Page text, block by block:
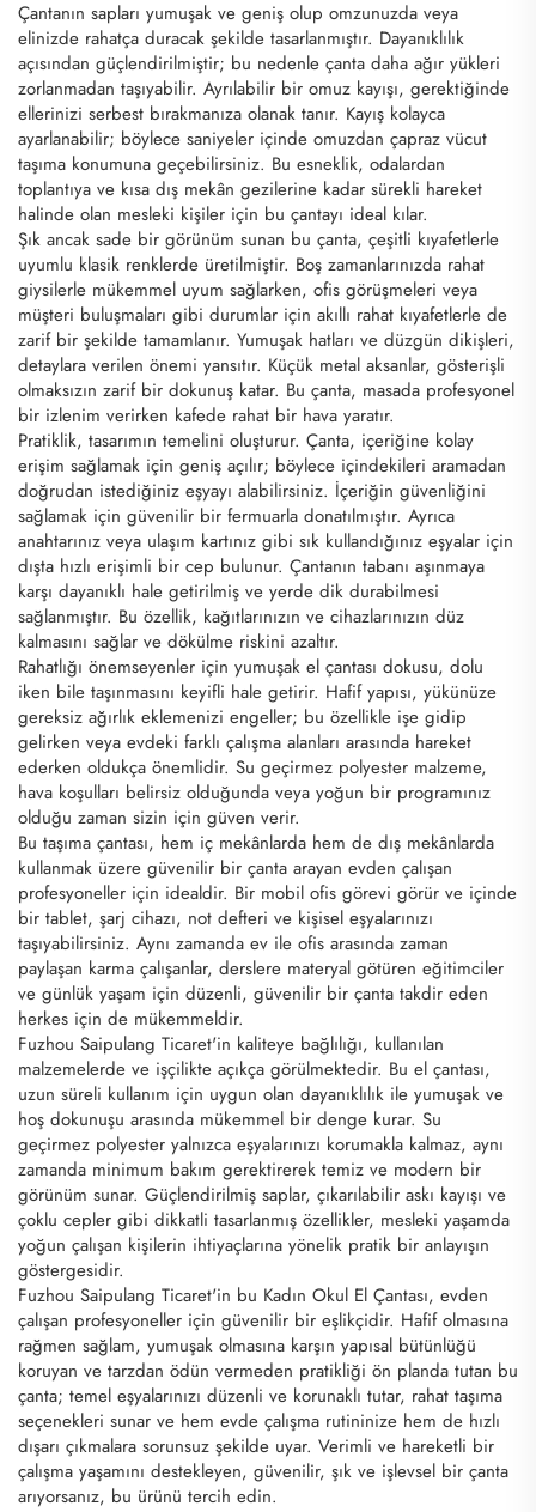
Çantanın sapları yumuşak ve geniş olup omzunuzda veya
elinizde rahatça duracak şekilde tasarlanmıştır. Dayanıklılık
açısından güçlendirilmiştir; bu nedenle çanta daha ağır yükleri
zorlanmadan taşıyabilir. Ayrılabilir bir omuz kayışı, gerektiğinde
ellerinizi serbest bırakmanıza olanak tanır. Kayış kolayca
ayarlanabilir; böylece saniyeler içinde omuzdan çapraz vücut
taşıma konumuna geçebilirsiniz. Bu esneklik, odalardan
toplantıya ve kısa dış mekân gezilerine kadar sürekli hareket
halinde olan mesleki kişiler için bu çantayı ideal kılar.
Şık ancak sade bir görünüm sunan bu çanta, çeşitli kıyafetlerle
uyumlu klasik renklerde üretilmiştir. Boş zamanlarınızda rahat
giysilerle mükemmel uyum sağlarken, ofis görüşmeleri veya
müşteri buluşmaları gibi durumlar için akıllı rahat kıyafetlerle de
zarif bir şekilde tamamlanır. Yumuşak hatları ve düzgün dikişleri,
detaylara verilen önemi yansıtır. Küçük metal aksanlar, gösterişli
olmaksızın zarif bir dokunuş katar. Bu çanta, masada profesyonel
bir izlenim verirken kafede rahat bir hava yaratır.
Pratiklik, tasarımın temelini oluşturur. Çanta, içeriğine kolay
erişim sağlamak için geniş açılır; böylece içindekileri aramadan
doğrudan istediğiniz eşyayı alabilirsiniz. İçeriğin güvenliğini
sağlamak için güvenilir bir fermuarla donatılmıştır. Ayrıca
anahtarınız veya ulaşım kartınız gibi sık kullandığınız eşyalar için
dışta hızlı erişimli bir cep bulunur. Çantanın tabanı aşınmaya
karşı dayanıklı hale getirilmiş ve yerde dik durabilmesi
sağlanmıştır. Bu özellik, kağıtlarınızın ve cihazlarınızın düz
kalmasını sağlar ve dökülme riskini azaltır.
Rahatlığı önemseyenler için yumuşak el çantası dokusu, dolu
iken bile taşınmasını keyifli hale getirir. Hafif yapısı, yükünüze
gereksiz ağırlık eklemenizi engeller; bu özellikle işe gidip
gelirken veya evdeki farklı çalışma alanları arasında hareket
ederken oldukça önemlidir. Su geçirmez polyester malzeme,
hava koşulları belirsiz olduğunda veya yoğun bir programınız
olduğu zaman sizin için güven verir.
Bu taşıma çantası, hem iç mekânlarda hem de dış mekânlarda
kullanmak üzere güvenilir bir çanta arayan evden çalışan
profesyoneller için idealdir. Bir mobil ofis görevi görür ve içinde
bir tablet, şarj cihazı, not defteri ve kişisel eşyalarınızı
taşıyabilirsiniz. Aynı zamanda ev ile ofis arasında zaman
paylaşan karma çalışanlar, derslere materyal götüren eğitimciler
ve günlük yaşam için düzenli, güvenilir bir çanta takdir eden
herkes için de mükemmeldir.
Fuzhou Saipulang Ticaret'in kaliteye bağlılığı, kullanılan
malzemelerde ve işçilikte açıkça görülmektedir. Bu el çantası,
uzun süreli kullanım için uygun olan dayanıklılık ile yumuşak ve
hoş dokunuşu arasında mükemmel bir denge kurar. Su
geçirmez polyester yalnızca eşyalarınızı korumakla kalmaz, aynı
zamanda minimum bakım gerektirerek temiz ve modern bir
görünüm sunar. Güçlendirilmiş saplar, çıkarılabilir askı kayışı ve
çoklu cepler gibi dikkatli tasarlanmış özellikler, mesleki yaşamda
yoğun çalışan kişilerin ihtiyaçlarına yönelik pratik bir anlayışın
göstergesidir.
Fuzhou Saipulang Ticaret'in bu Kadın Okul El Çantası, evden
çalışan profesyoneller için güvenilir bir eşlikçidir. Hafif olmasına
rağmen sağlam, yumuşak olmasına karşın yapısal bütünlüğü
koruyan ve tarzdan ödün vermeden pratikliği ön planda tutan bu
çanta; temel eşyalarınızı düzenli ve korunaklı tutar, rahat taşıma
seçenekleri sunar ve hem evde çalışma rutininize hem de hızlı
dışarı çıkmalara sorunsuz şekilde uyar. Verimli ve hareketli bir
çalışma yaşamını destekleyen, güvenilir, şık ve işlevsel bir çanta
arıyorsanız, bu ürünü tercih edin.